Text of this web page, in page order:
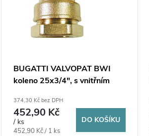
BUGATTI VALVOPAT BWI
koleno 25x3/4", s vnitřním
mosaz
374,30 Kč bez DPH
452,90 Kč
/ ks
Měrná
452,90 Kč / 1 ks
DO KOŠÍKU